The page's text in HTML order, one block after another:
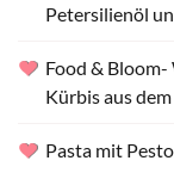
Petersilienöl
Food &
Kürbis aus
Pasta mit